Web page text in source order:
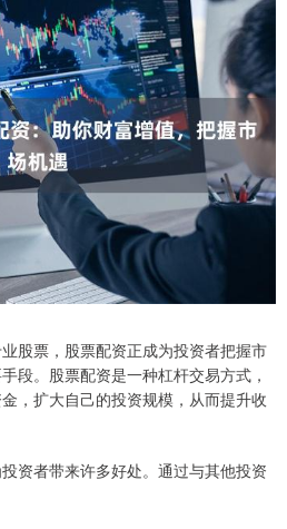
股票，股票配资正成为投资者把握市
段。股票配资是一种杠杆交易方式，
，扩大自己的投资规模，从而提升收
资者带来许多好处。通过与其他投资